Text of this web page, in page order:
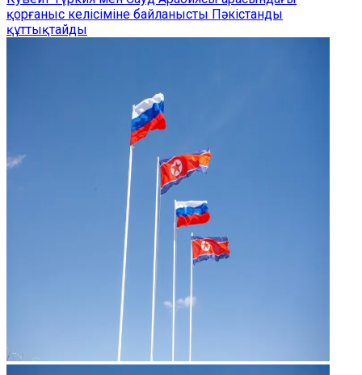
қорғаныс келісіміне байланысты Пәкістанды
құттықтайды